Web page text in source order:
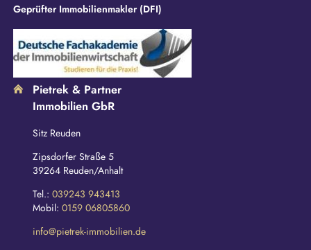
Geprüfter Immobilienmakler (DFI)
Pietrek & Partner
Immobilien GbR
Sitz Reuden
Zipsdorfer Straße 5
39264 Reuden/Anhalt
Tel.: 039243 943413
Mobil: 0159 06805860
info@pietrek-immobilien.de